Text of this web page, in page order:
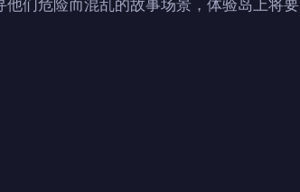
们危险而混乱的故事场景，体验岛上将要